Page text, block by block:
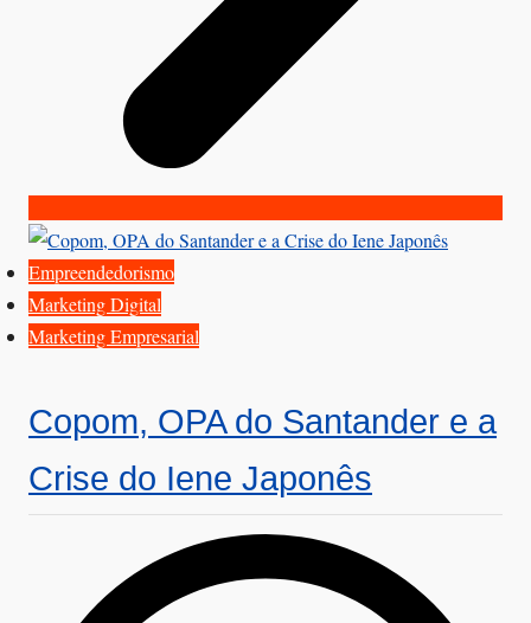
Empreendedorismo
Marketing Digital
Marketing Empresarial
Copom, OPA do Santander e a
Crise do Iene Japonês